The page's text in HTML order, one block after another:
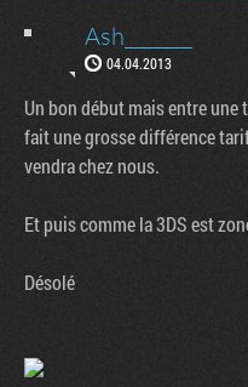
Ash_______
04.04.2013
Un bon début mais entre
fait une grosse différence
vendra chez nous.
Et puis comme la 3DS est
Désolé